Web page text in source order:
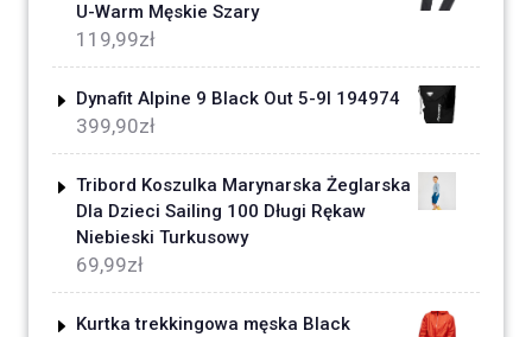
U-Warm Męskie Szary
119,99zł
Dynafit Alpine 9 Black Out 5-9l 194974
399,90zł
Tribord Koszulka Marynarska Żeglarska
Dla Dzieci Sailing 100 Długi Rękaw
Niebieski Turkusowy
69,99zł
Kurtka trekkingowa męska Black